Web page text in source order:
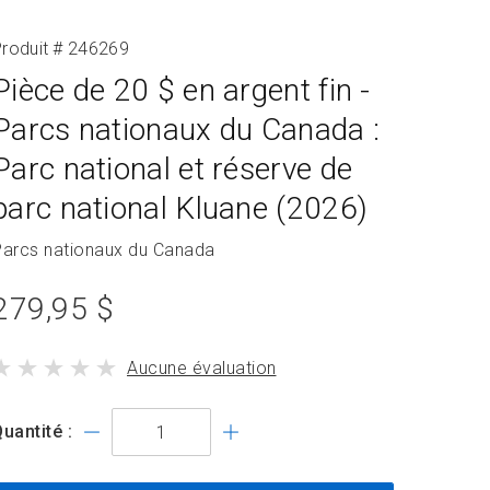
# 246269
de 20 $ en argent fin -
nationaux du Canada :
national et réserve de
national Kluane (2026)
collection
nationaux du Canada
$
le
Aucune évaluation
: